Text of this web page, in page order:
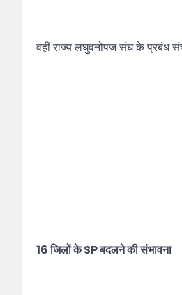
वहीं राज्य लघुवनोपज संघ के प्रबंध
16 जिलों के SP बदलने की संभावना